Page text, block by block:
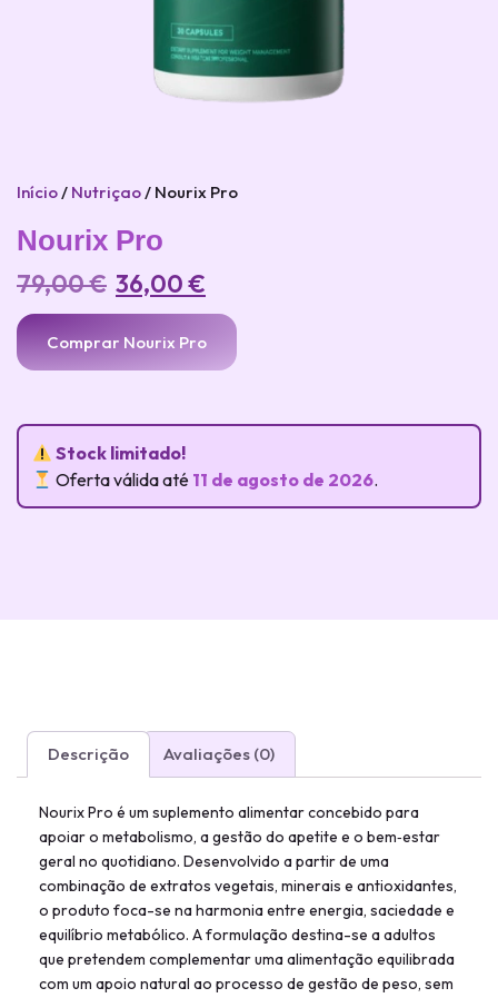
Início/ Nutriçao/ Nourix Pro
Nourix Pro
79,00€ 36,00€
Comprar Nourix Pro
Stock limitado!
Oferta válida até 11 de agosto de 2026.
Descrição Avaliações (0)
Nourix Pro é um suplemento alimentar concebido para
apoiar o metabolismo, a gestão do apetite e o bem‑estar
geral no quotidiano. Desenvolvido a partir de uma
combinação de extratos vegetais, minerais e antioxidantes,
o produto foca-se na harmonia entre energia, saciedade e
equilíbrio metabólico. A formulação destina-se a adultos
que pretendem complementar uma alimentação equilibrada
com um apoio natural ao processo de gestão de peso, sem